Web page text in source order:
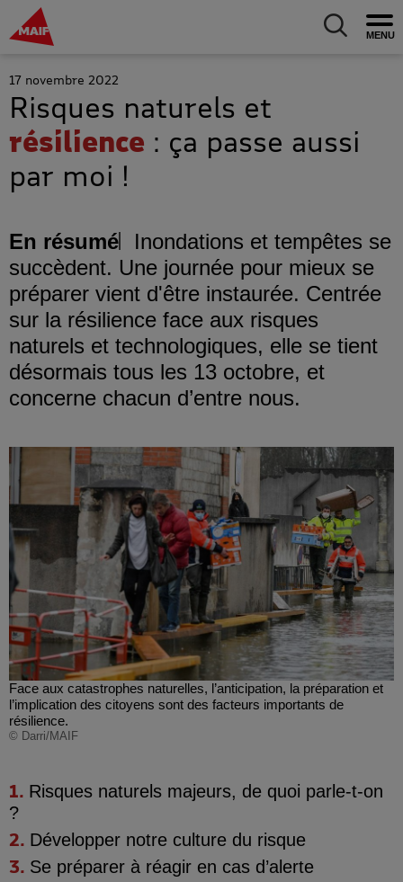
MAIF Entreprise - Allez à l'accueil Allez au
17 novembre 2022
Risques naturels et
résilience : ça passe aussi
par moi !
En résumé
Inondations et tempêtes se
succèdent. Une journée pour mieux se
préparer vient d'être instaurée. Centrée
sur la résilience face aux risques
naturels et technologiques, elle se tient
désormais tous les 13 octobre, et
concerne chacun d’entre nous.
Face aux catastrophes naturelles, l’anticipation, la préparation et
l’implication des citoyens sont des facteurs importants de
résilience.
© Darri/MAIF
Risques naturels majeurs, de quoi parle-t-on
?
Développer notre culture du risque
Se préparer à réagir en cas d’alerte